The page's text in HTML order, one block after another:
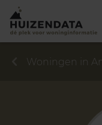
Woningen in